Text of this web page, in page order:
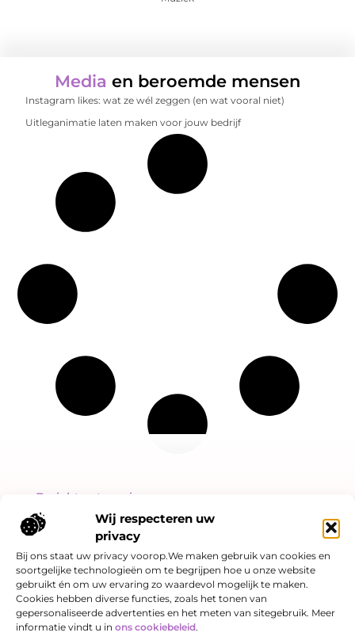
Wij respecteren uw
privacy
Bij ons staat uw privacy voorop.We maken gebruik van cookies en
soortgelijke technologieën om te begrijpen hoe u onze website
gebruikt én om uw ervaring zo waardevol mogelijk te maken.
Cookies hebben diverse functies, zoals het tonen van
gepersonaliseerde advertenties en het meten van sitegebruik. Meer
informatie vindt u in ons cookiebeleid.
Media en beroemde mensen
Instagram likes: wat ze wél zeggen (en wat vooral niet)
Uitleganimatie laten maken voor jouw bedrijf
Onze informatie
Bericht categorie